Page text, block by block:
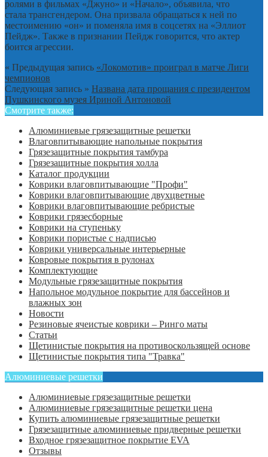
ролями в фильмах «Джуно» и «Начало», объявила, что
стала трансгендером. Она призвала обращаться к ней по
местоимению «он» и поменяла имя в соцсетях на «Эллиот
Пейдж». Также в признании Пейдж говорится, что актер
боится агрессии.
« Предыдущая запись «Локомотив» проиграл в матче Лиги
чемпионов
Следующая запись » Названа дата прощания с президентом
Пушкинского музея Ириной Антоновой
Смотрите также:
Алюминиевые грязезащитные решетки
Влаговпитывающие напольные покрытия
Грязезащитные покрытия тамбура
Грязезащитные покрытия холла
Каталог продукции
Коврики влаговпитывающие "Профи"
Коврики влаговпитывающие двухцветные
Коврики влаговпитывающие ребристые
Коврики грязесборные
Коврики на ступеньку
Коврики пористые с надписью
Коврики универсальные интерьерные
Ковровые покрытия в рулонах
Комплектующие
Модульные грязезащитные покрытия
Напольное модульное покрытие для бассейнов и
влажных зон
Новости
Резиновые ячеистые коврики – Ринго маты
Статьи
Щетинистые покрытия на противоскользящей основе
Щетинистые покрытия типа "Травка"
Алюминиевые решетки
Алюминиевые грязезащитные решетки
Алюминиевые грязезащитные решетки цена
Купить алюминиевые грязезащитные решетки
Грязезащитные алюминиевые придверные решетки
Входное грязезащитное покрытие EVA
Отзывы